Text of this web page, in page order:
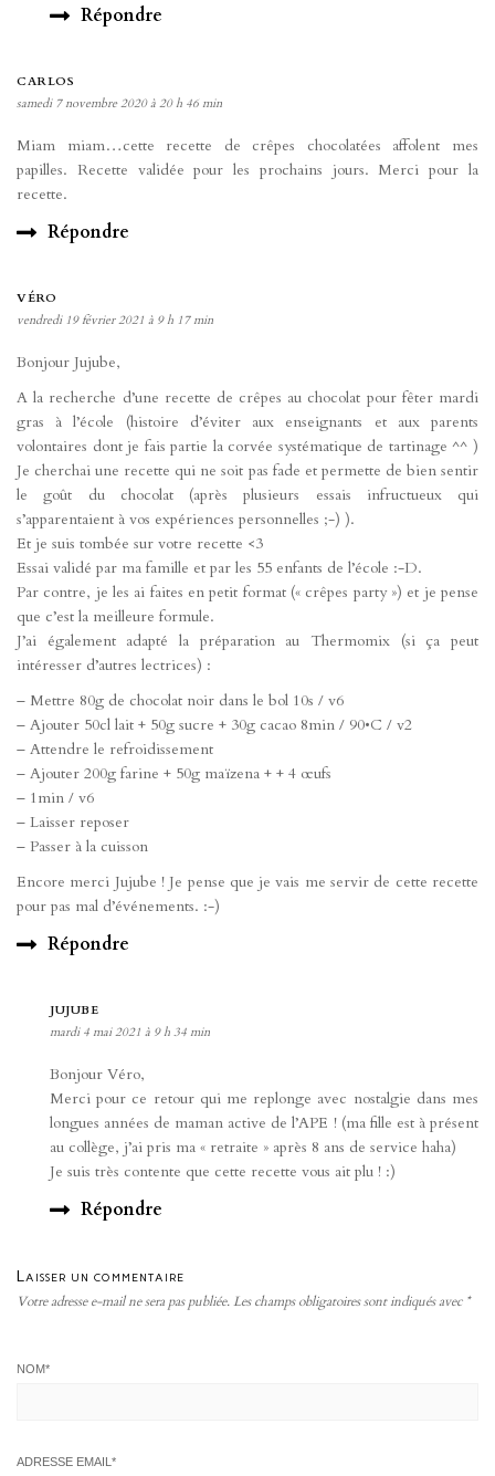
Répondre
CARLOS
samedi 7 novembre 2020 à 20 h 46 min
Miam miam…cette recette de crêpes chocolatées affolent mes
papilles. Recette validée pour les prochains jours. Merci pour la
recette.
Répondre
VÉRO
vendredi 19 février 2021 à 9 h 17 min
Bonjour Jujube,
A la recherche d’une recette de crêpes au chocolat pour fêter mardi
gras à l’école (histoire d’éviter aux enseignants et aux parents
volontaires dont je fais partie la corvée systématique de tartinage ^^ )
Je cherchai une recette qui ne soit pas fade et permette de bien sentir
le goût du chocolat (après plusieurs essais infructueux qui
s’apparentaient à vos expériences personnelles ;-) ).
Et je suis tombée sur votre recette <3
Essai validé par ma famille et par les 55 enfants de l’école :-D.
Par contre, je les ai faites en petit format (« crêpes party ») et je pense
que c’est la meilleure formule.
J’ai également adapté la préparation au Thermomix (si ça peut
intéresser d’autres lectrices) :
– Mettre 80g de chocolat noir dans le bol 10s / v6
– Ajouter 50cl lait + 50g sucre + 30g cacao 8min / 90•C / v2
– Attendre le refroidissement
– Ajouter 200g farine + 50g maïzena + + 4 œufs
– 1min / v6
– Laisser reposer
– Passer à la cuisson
Encore merci Jujube ! Je pense que je vais me servir de cette recette
pour pas mal d’événements. :-)
Répondre
JUJUBE
mardi 4 mai 2021 à 9 h 34 min
Bonjour Véro,
Merci pour ce retour qui me replonge avec nostalgie dans mes
longues années de maman active de l’APE ! (ma fille est à présent
au collège, j’ai pris ma « retraite » après 8 ans de service haha)
Je suis très contente que cette recette vous ait plu ! :)
Répondre
Laisser un commentaire
Votre adresse e-mail ne sera pas publiée.Les champs obligatoires sont indiqués avec *
NOM*
ADRESSE EMAIL *